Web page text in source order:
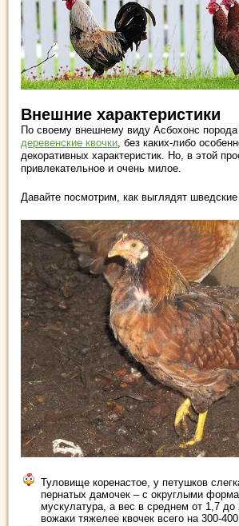
Внешние характеристики
По своему внешнему виду Асбохонс порода
деревенские квочки, без каких-либо
декоративных характеристик. Но, в этой
привлекательное и очень милое.
Давайте посмотрим, как выглядят
Туловище коренастое, у петушков
пернатых дамочек – с округлыми
мускулатура, а вес в среднем от 1,7 до
вожаки тяжелее квочек всего на 300-